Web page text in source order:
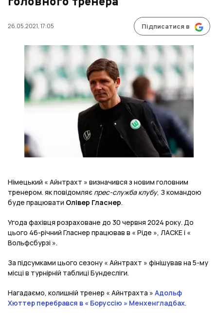
26.05.2021, 17:05 Підписатися в
Німецький « Айнтрахт » визначився з новим головним
тренером. як повідомляє прес-служба клубу, З командою
буде працювати Олівер Гласнер.
Угода фахівця розраховане до 30 червня 2024 року. До
цього 46-річний Гласнер працював в « Ріде », ЛАСКЕ і «
Вольфсбурзі ».
За підсумками цього сезону « Айнтрахт » фінішував на 5-му
місці в турнірній таблиці Бундесліги.
Нагадаємо, колишній тренер « Айнтрахта » Адольф
Хюттер перебрався в « Боруссію » Менхенгладбах.